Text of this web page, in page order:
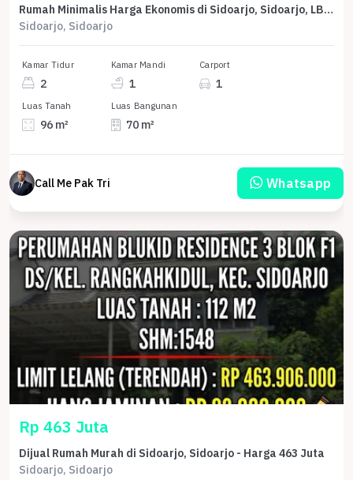
Rumah Minimalis Harga Ekonomis di Sidoarjo, Sidoarjo, LB 70m²
Sidoarjo, Sidoarjo
Kamar Tidur
2
Kamar Mandi
1
Carport
1
Luas Tanah
96 m²
Luas Bangunan
70 m²
Call Me Pak Tri Whatsapp
Rp 463 Juta
Dijual Rumah Murah di Sidoarjo, Sidoarjo - Harga 463 Juta
Sidoarjo, Sidoarjo